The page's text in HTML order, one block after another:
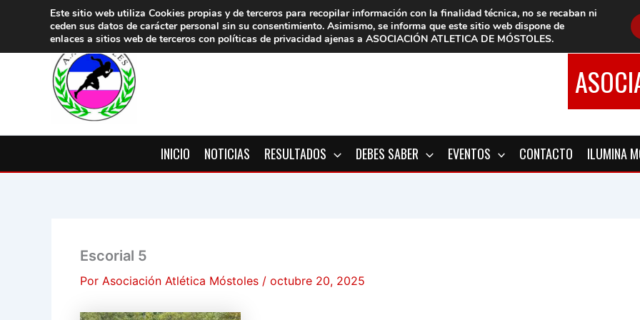
contenido
INICIO NOTICIAS RESULTADOS DEBES SABER EVENTOS CONTACTO ILUMINA
Escorial 5
Por Asociación Atlética Móstoles / octubre 20, 2025
Este sitio web utiliza Cookies propias y de terceros para recopilar información con la finalidad técnica, no se recaban ni
ceden sus datos de carácter personal sin su consentimiento. Asimismo, se informa que este sitio web dispone de
enlaces a sitios web de terceros con políticas de privacidad ajenas a ASOCIACIÓN ATLETICA DE MÓSTOLES.